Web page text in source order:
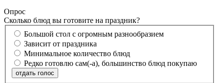
Опрос
Сколько блюд вы готовите на праздник?
Большой стол с огромным разнообразием
Зависит от праздника
Минимальное количество блюд
Редко готовлю сам(-а), большинство блюд покупаю
отдать голос